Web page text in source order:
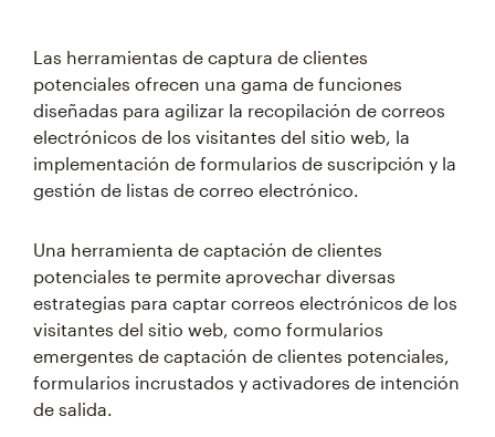
Las herramientas de captura de clientes
potenciales ofrecen una gama de funciones
diseñadas para agilizar la recopilación de correos
electrónicos de los visitantes del sitio web, la
implementación de formularios de suscripción y la
gestión de listas de correo electrónico.
Una herramienta de captación de clientes
potenciales te permite aprovechar diversas
estrategias para captar correos electrónicos de los
visitantes del sitio web, como formularios
emergentes de captación de clientes potenciales,
formularios incrustados y activadores de intención
de salida.